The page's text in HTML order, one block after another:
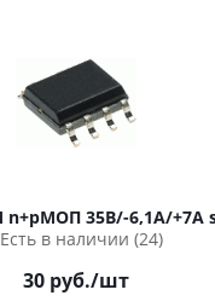
Есть в наличии (24)
30 руб./шт